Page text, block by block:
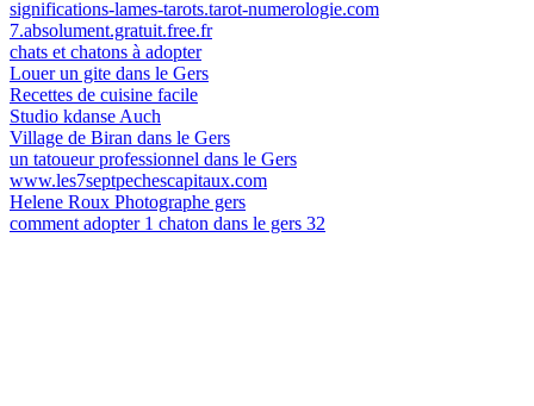
significations-lames-tarots.tarot-numerologie.com
7.absolument.gratuit.free.fr
chats et chatons à adopter
Louer un gite dans le Gers
Recettes de cuisine facile
Studio kdanse Auch
Village de Biran dans le Gers
un tatoueur professionnel dans le Gers
www.les7septpechescapitaux.com
Helene Roux Photographe gers
comment adopter 1 chaton dans le gers 32